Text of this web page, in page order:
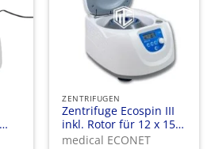
ZENTRIFUGEN
Zentrifuge Ecospin III
inkl. Rotor für 12 x 15
ml Röhrchen
medical ECONET